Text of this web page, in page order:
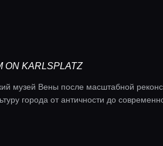
ON KARLSPLATZ
музей Вены после масштабной
города от античности до